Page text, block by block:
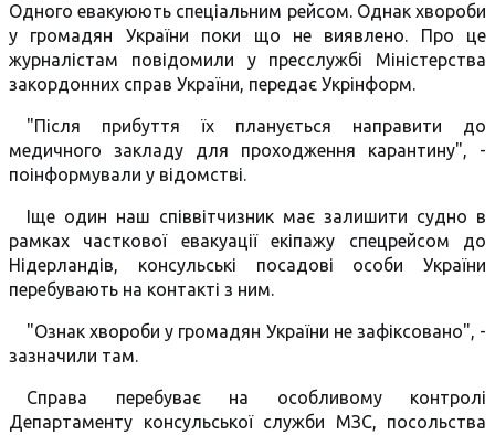
Одного евакуюють спеціальним рейсом. Однак хвороби
у громадян України поки що не виявлено. Про це
журналістам повідомили у пресслужбі Міністерства
закордонних справ України, передає Укрінформ.
"Після прибуття їх планується направити до
медичного закладу для проходження карантину", -
поінформували у відомстві.
Іще один наш співвітчизник має залишити судно в
рамках часткової евакуації екіпажу спецрейсом до
Нідерландів, консульські посадові особи України
перебувають на контакті з ним.
"Ознак хвороби у громадян України не зафіксовано", -
зазначили там.
Справа перебуває на особливому контролі
Департаменту консульської служби МЗС, посольства